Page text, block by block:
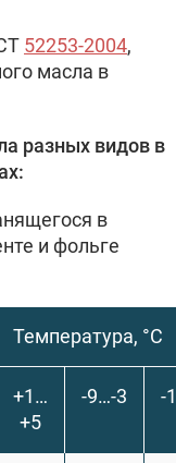
52253-2004,
масла в
разных видов в
в
и фольге
Температура, °С
+1…
+5
-9…-3 -